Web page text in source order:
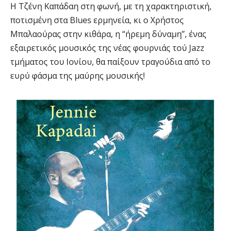
Η Τζένη Καπάδαη στη φωνή, με τη χαρακτηριστική,
ποτισμένη στα Blues ερμηνεία, κι ο Χρήστος
Μπαλαούρας στην κιθάρα, η “ήρεμη δύναμη”, ένας
εξαιρετικός μουσικός της νέας φουρνιάς τού Jazz
τμήματος του Ιονίου, θα παίξουν τραγούδια από το
ευρύ φάσμα της μαύρης μουσικής!